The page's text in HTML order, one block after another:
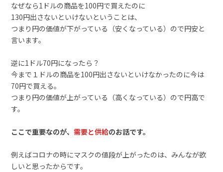
なぜなら1ドルの商品を100円で買えたのに
130円出さないといけないということは、
つまり円の価値が下がっている（安くなっている）ので円安と
言います。
逆に1ドル70円になったら？
今まで１ドルの商品を100円出さないといけなかったのに今は
70円で買える。
つまり円の価値が上がっている（高くなっている）ので円高で
す。
ここで重要なのが、需要と供給のお話です。
例えばコロナの時にマスクの値段が上がったのは、みんなが欲
しいと思ったからです。